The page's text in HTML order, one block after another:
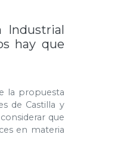
Industrial
hay que
la propuesta
de Castilla y
que
en materia